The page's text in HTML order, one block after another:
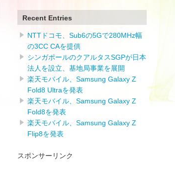
Recent Entries
NTTドコモ、Sub6の5Gで280MHz幅
の3CC CAを提供
シンガポールのクアルタスSGPが日本
法人を設立、基地局事業を展開
楽天モバイル、Samsung Galaxy Z
Fold8 Ultraを発表
楽天モバイル、Samsung Galaxy Z
Fold8を発表
楽天モバイル、Samsung Galaxy Z
Flip8を発表
スポンサーリンク